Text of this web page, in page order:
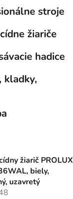
stroje
žiariče
hadice
kladky,
žiarič PROLUX
biely,
uzavretý